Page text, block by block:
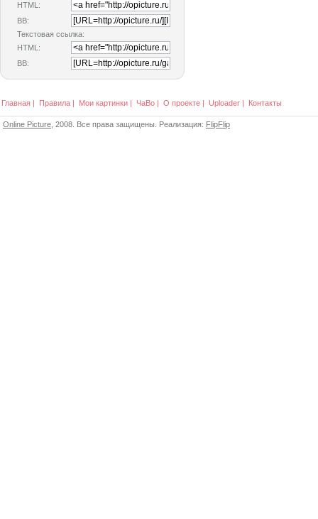
HTML:
BB:
Текстовая ссылка:
HTML:
BB:
Главная | Правила | Мои картинки | ЧаВо | О проекте | Uploader | Контакты
Online Picture , 2008. Все права защищены. Реализация: FlipFlip